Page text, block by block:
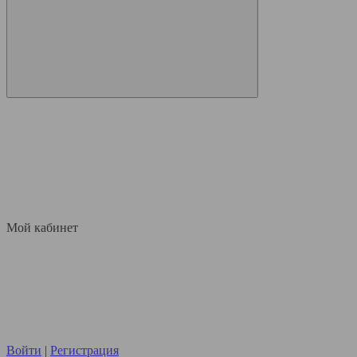
Мой кабинет
Войти | Регистрация